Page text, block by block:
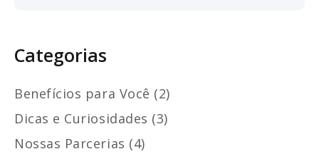
Categorias
Benefícios para Você (2)
Dicas e Curiosidades (3)
Nossas Parcerias (4)